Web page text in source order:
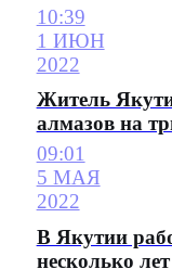
10:39
1 ИЮН
2022
Житель
алмазов на
09:01
5 МАЯ
2022
В Якутии
несколько